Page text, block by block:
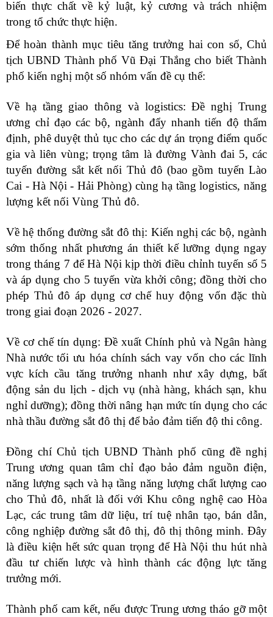
biến thực chất về kỷ luật, kỷ cương và trách nhiệm
trong tổ chức thực hiện.
Để hoàn thành mục tiêu tăng trưởng hai con số, Chủ
tịch UBND Thành phố Vũ Đại Thắng cho biết Thành
phố kiến nghị một số nhóm vấn đề cụ thể:
Về hạ tầng giao thông và logistics: Đề nghị Trung
ương chỉ đạo các bộ, ngành đẩy nhanh tiến độ thẩm
định, phê duyệt thủ tục cho các dự án trọng điểm quốc
gia và liên vùng; trọng tâm là đường Vành đai 5, các
tuyến đường sắt kết nối Thủ đô (bao gồm tuyến Lào
Cai - Hà Nội - Hải Phòng) cùng hạ tầng logistics, năng
lượng kết nối Vùng Thủ đô.
Về hệ thống đường sắt đô thị: Kiến nghị các bộ, ngành
sớm thống nhất phương án thiết kế lưỡng dụng ngay
trong tháng 7 để Hà Nội kịp thời điều chỉnh tuyến số 5
và áp dụng cho 5 tuyến vừa khởi công; đồng thời cho
phép Thủ đô áp dụng cơ chế huy động vốn đặc thù
trong giai đoạn 2026 - 2027.
Về cơ chế tín dụng: Đề xuất Chính phủ và Ngân hàng
Nhà nước tối ưu hóa chính sách vay vốn cho các lĩnh
vực kích cầu tăng trưởng nhanh như xây dựng, bất
động sản du lịch - dịch vụ (nhà hàng, khách sạn, khu
nghỉ dưỡng); đồng thời nâng hạn mức tín dụng cho các
nhà thầu đường sắt đô thị để bảo đảm tiến độ thi công.
Đồng chí Chủ tịch UBND Thành phố cũng đề nghị
Trung ương quan tâm chỉ đạo bảo đảm nguồn điện,
năng lượng sạch và hạ tầng năng lượng chất lượng cao
cho Thủ đô, nhất là đối với Khu công nghệ cao Hòa
Lạc, các trung tâm dữ liệu, trí tuệ nhân tạo, bán dẫn,
công nghiệp đường sắt đô thị, đô thị thông minh. Đây
là điều kiện hết sức quan trọng để Hà Nội thu hút nhà
đầu tư chiến lược và hình thành các động lực tăng
trưởng mới.
Thành phố cam kết, nếu được Trung ương tháo gỡ một